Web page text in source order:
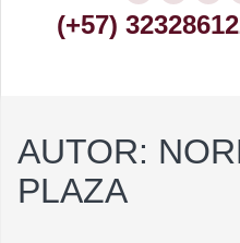
(+57)
AUTOR:
PLAZA